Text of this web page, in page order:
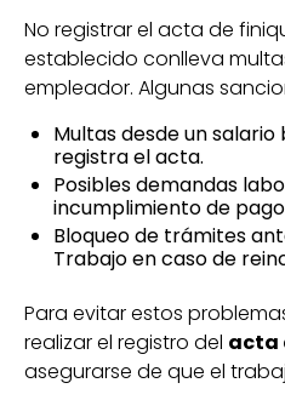
No registrar el acta de
establecido conlleva
empleador. Algunas
Multas desde un salario
registra el acta.
Posibles demandas
incumplimiento de
Bloqueo de trámites
Trabajo en caso de
Para evitar estos
realizar el registro del acta
asegurarse de que el